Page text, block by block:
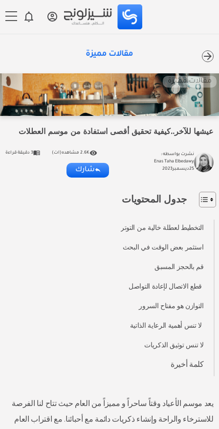
مقالات مميزة
مقالات مميزة
عيشها للآخر..كيفية تحقيق أقصى استفادة من موسم العطلات
نشرت بواسطه :
Enas Taha Elbedawy
25ديسمبر2023
2.6K مشاهده(ات) 3 دقيقة قراءة
شارك
جدول المحتويات
التخطيط لعطلة خالية من التوتر
استثمر بعض الوقت في البحث
قم بالحجز المسبق
قطع الاتصال لإعادة التواصل
التوازن هو مفتاح السرور
لا تنس أهمية الرعاية الذاتية
لا تنس توثيق الذكريات
كلمة أخيرة
يعد موسم الأعياد وقتاً ساحراً و مميزاً من العام حيث تتاح لنا الفرصة
للاسترخاء والراحة وإنشاء ذكريات دائمة مع أحبائنا. مع اقتراب العام